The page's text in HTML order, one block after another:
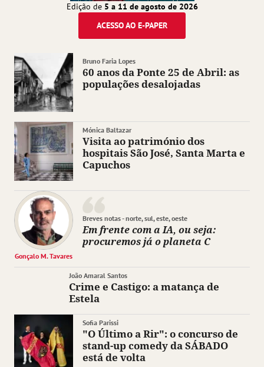
Edição de 5 a 11 de agosto de 2026
ACESSO AO E-PAPER
Bruno Faria Lopes
60 anos da Ponte 25 de Abril: as
populações desalojadas
Mónica Baltazar
Visita ao património dos
hospitais São José, Santa Marta e
Capuchos
Gonçalo M. Tavares
Breves notas - norte, sul, este, oeste
Em frente com a IA, ou seja:
procuremos já o planeta C
João Amaral Santos
Crime e Castigo: a matança de
Estela
Sofia Parissi
"O Último a Rir": o concurso de
stand-up comedy da SÁBADO
está de volta